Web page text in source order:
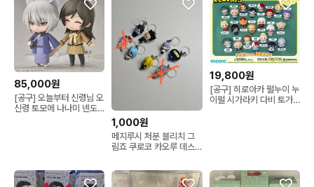
85,000원
[공구] 오늘부터 신령님 오
신령 토모에 나나미 넨도
1,000원
메지루시 처분 블리치 그
림죠 쿠로코 카오루 데스
19,800원
[공구] 히로아카 펄누이 누
이펄 시가라키 다비 토가